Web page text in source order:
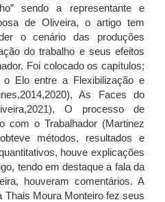
sendo a representante e
de Oliveira, o artigo tem
o cenário das produções
do trabalho e seus efeitos
Foi colocado os capítulos;
o Elo entre a Flexibilização e
As Faces do
O processo de
com o Trabalhador (Martinez
métodos, resultados e
houve explicações
tendo em destaque a fala da
houveram comentários. A
Moura Monteiro fez seus